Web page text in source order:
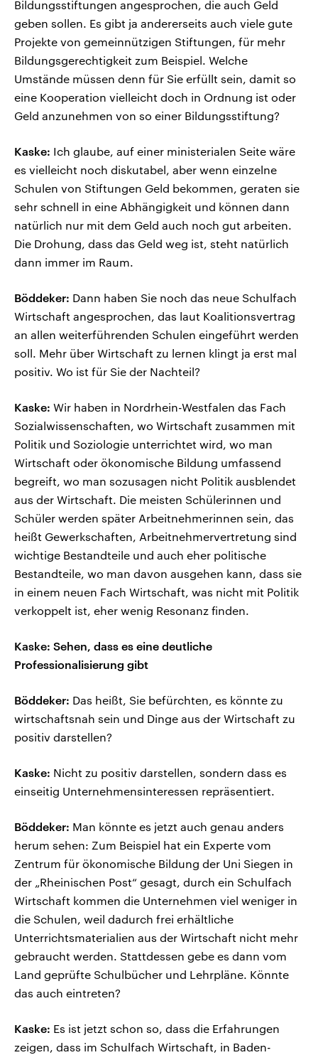
Bildungsstiftungen angesprochen, die auch Geld
geben sollen. Es gibt ja andererseits auch viele gute
Projekte von gemeinnützigen Stiftungen, für mehr
Bildungsgerechtigkeit zum Beispiel. Welche
Umstände müssen denn für Sie erfüllt sein, damit so
eine Kooperation vielleicht doch in Ordnung ist oder
Geld anzunehmen von so einer Bildungsstiftung?
Kaske: Ich glaube, auf einer ministerialen Seite wäre
es vielleicht noch diskutabel, aber wenn einzelne
Schulen von Stiftungen Geld bekommen, geraten sie
sehr schnell in eine Abhängigkeit und können dann
natürlich nur mit dem Geld auch noch gut arbeiten.
Die Drohung, dass das Geld weg ist, steht natürlich
dann immer im Raum.
Böddeker: Dann haben Sie noch das neue Schulfach
Wirtschaft angesprochen, das laut Koalitionsvertrag
an allen weiterführenden Schulen eingeführt werden
soll. Mehr über Wirtschaft zu lernen klingt ja erst mal
positiv. Wo ist für Sie der Nachteil?
Kaske: Wir haben in Nordrhein-Westfalen das Fach
Sozialwissenschaften, wo Wirtschaft zusammen mit
Politik und Soziologie unterrichtet wird, wo man
Wirtschaft oder ökonomische Bildung umfassend
begreift, wo man sozusagen nicht Politik ausblendet
aus der Wirtschaft. Die meisten Schülerinnen und
Schüler werden später Arbeitnehmerinnen sein, das
heißt Gewerkschaften, Arbeitnehmervertretung sind
wichtige Bestandteile und auch eher politische
Bestandteile, wo man davon ausgehen kann, dass sie
in einem neuen Fach Wirtschaft, was nicht mit Politik
verkoppelt ist, eher wenig Resonanz finden.
Kaske: Sehen, dass es eine deutliche
Professionalisierung gibt
Böddeker: Das heißt, Sie befürchten, es könnte zu
wirtschaftsnah sein und Dinge aus der Wirtschaft zu
positiv darstellen?
Kaske: Nicht zu positiv darstellen, sondern dass es
einseitig Unternehmensinteressen repräsentiert.
Böddeker: Man könnte es jetzt auch genau anders
herum sehen: Zum Beispiel hat ein Experte vom
Zentrum für ökonomische Bildung der Uni Siegen in
der „Rheinischen Post“ gesagt, durch ein Schulfach
Wirtschaft kommen die Unternehmen viel weniger in
die Schulen, weil dadurch frei erhältliche
Unterrichtsmaterialien aus der Wirtschaft nicht mehr
gebraucht werden. Stattdessen gebe es dann vom
Land geprüfte Schulbücher und Lehrpläne. Könnte
das auch eintreten?
Kaske: Es ist jetzt schon so, dass die Erfahrungen
zeigen, dass im Schulfach Wirtschaft, in Baden-